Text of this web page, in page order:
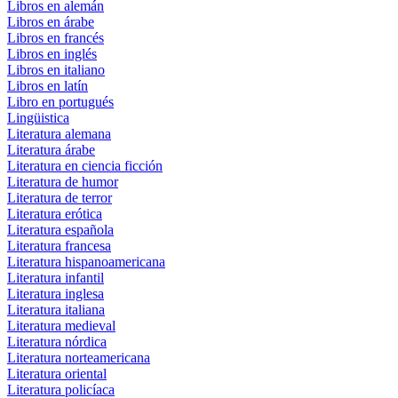
Libros en alemán
Libros en árabe
Libros en francés
Libros en inglés
Libros en italiano
Libros en latín
Libro en portugués
Lingüistica
Literatura alemana
Literatura árabe
Literatura en ciencia ficción
Literatura de humor
Literatura de terror
Literatura erótica
Literatura española
Literatura francesa
Literatura hispanoamericana
Literatura infantil
Literatura inglesa
Literatura italiana
Literatura medieval
Literatura nórdica
Literatura norteamericana
Literatura oriental
Literatura policíaca